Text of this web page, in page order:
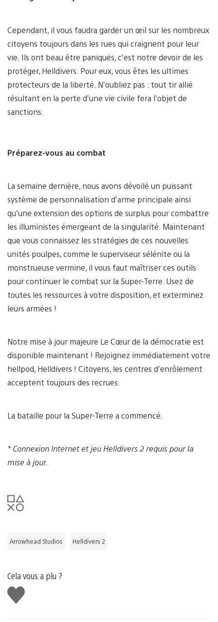
Cependant, il vous faudra garder un œil sur les nombreux
citoyens toujours dans les rues qui craignent pour leur
vie. Ils ont beau être paniqués, c’est notre devoir de les
protéger, Helldivers. Pour eux, vous êtes les ultimes
protecteurs de la liberté. N’oubliez pas : tout tir allié
résultant en la perte d’une vie civile fera l’objet de
sanctions.
Préparez-vous au combat
La semaine dernière, nous avons dévoilé un puissant
système de personnalisation d’arme principale ainsi
qu’une extension des options de surplus pour combattre
les illuministes émergeant de la singularité. Maintenant
que vous connaissez les stratégies de ces nouvelles
unités poulpes, comme le superviseur sélénite ou la
monstrueuse vermine, il vous faut maîtriser ces outils
pour continuer le combat sur la Super-Terre. Usez de
toutes les ressources à votre disposition, et exterminez
leurs armées !
Notre mise à jour majeure Le Cœur de la démocratie est
disponible maintenant ! Rejoignez immédiatement votre
hellpod, Helldivers ! Citoyens, les centres d’enrôlement
acceptent toujours des recrues.
La bataille pour la Super-Terre a commencé.
* Connexion Internet et jeu Helldivers 2 requis pour la
mise à jour.
Arrowhead Studios Helldivers 2
Cela vous a plu ?
J'aime